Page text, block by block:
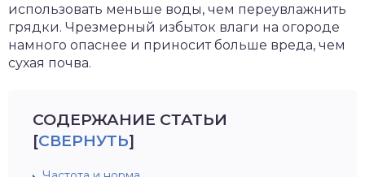
использовать меньше воды, чем переувлажнить
грядки. Чрезмерный избыток влаги на огороде
намного опаснее и приносит больше вреда, чем
сухая почва.
СОДЕРЖАНИЕ СТАТЬИ
[СВЕРНУТЬ]